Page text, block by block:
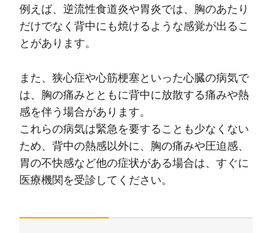
例えば、逆流性食道炎や胃炎では、胸のあたり
だけでなく背中にも焼けるような感覚が出るこ
とがあります。
また、狭心症や心筋梗塞といった心臓の病気で
は、胸の痛みとともに背中に放散する痛みや熱
感を伴う場合があります。
これらの病気は緊急を要することも少なくない
ため、背中の熱感以外に、胸の痛みや圧迫感、
胃の不快感など他の症状がある場合は、すぐに
医療機関を受診してください。